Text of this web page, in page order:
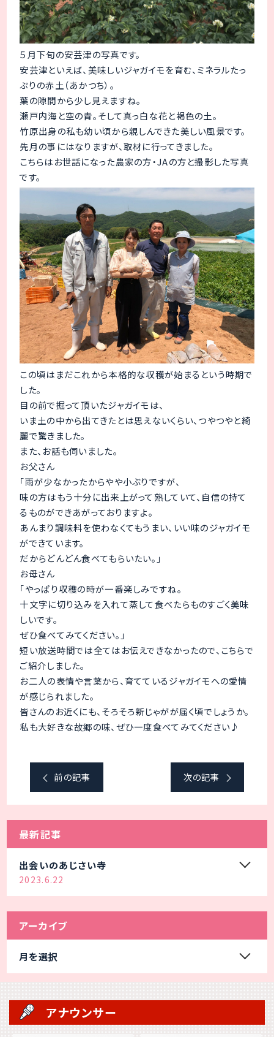
５月下旬の安芸津の写真です。
安芸津といえば、美味しいジャガイモを育む、ミネラルたっ
ぷりの赤土（あかつち）。
葉の隙間から少し見えますね。
瀬戸内海と空の青。そして真っ白な花と褐色の土。
竹原出身の私も幼い頃から親しんできた美しい風景です。
先月の事にはなりますが、取材に行ってきました。
こちらはお世話になった農家の方・JAの方と撮影した写真
です。
この頃はまだこれから本格的な収穫が始まるという時期で
した。
目の前で掘って頂いたジャガイモは、
いま土の中から出てきたとは思えないくらい、つやつやと綺
麗で驚きました。
また、お話も伺いました。
お父さん
「雨が少なかったからやや小ぶりですが、
味の方はもう十分に出来上がって熟していて、自信の持て
るものができあがっておりますよ。
あんまり調味料を使わなくてもうまい、いい味のジャガイモ
ができています。
だからどんどん食べてもらいたい。」
お母さん
「やっぱり収穫の時が一番楽しみですね。
十文字に切り込みを入れて蒸して食べたらものすごく美味
しいです。
ぜひ食べてみてください。」
短い放送時間では全てはお伝えできなかったので、こちらで
ご紹介しました。
お二人の表情や言葉から、育てているジャガイモへの愛情
が感じられました。
皆さんのお近くにも、そろそろ新じゃがが届く頃でしょうか。
私も大好きな故郷の味、ぜひ一度食べてみてください♪
前の記事 次の記事
最新記事
出会いのあじさい寺
2023.6.22
アーカイブ
月を選択
アナウンサー